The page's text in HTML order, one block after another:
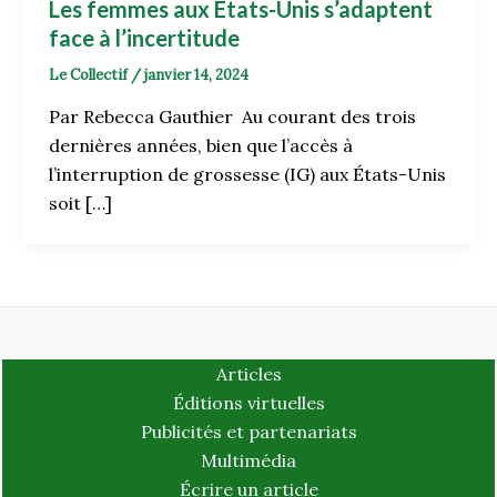
Les femmes aux États-Unis s’adaptent
face à l’incertitude
Le Collectif /janvier 14, 2024
Par Rebecca Gauthier Au courant des trois
dernières années, bien que l’accès à
l’interruption de grossesse (IG) aux États-Unis
soit […]
Articles
Éditions virtuelles
Publicités et partenariats
Multimédia
Écrire un article